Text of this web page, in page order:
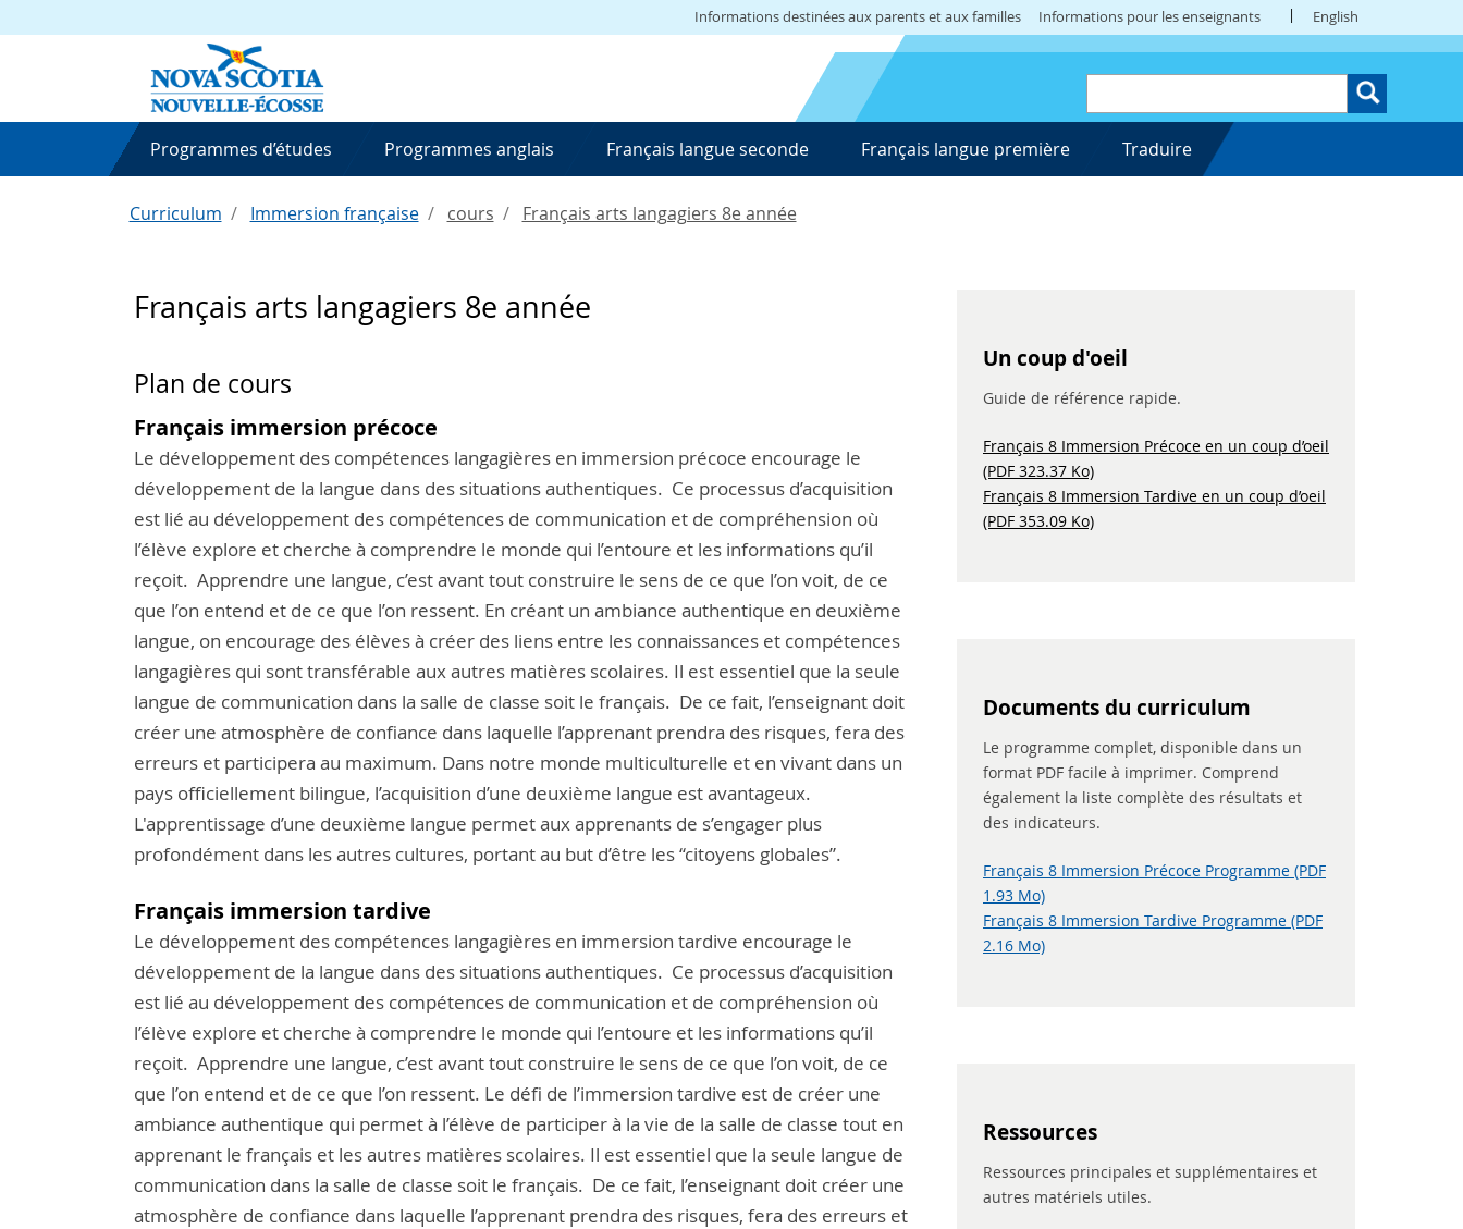
Informations destinées aux parents et aux familles Informations pour les enseignants English
Programmes d’études Programmes anglais Français langue seconde Français langue première Traduire
Curriculum Immersion française cours Français arts langagiers 8e année
Français arts langagiers 8e année
Plan de cours
Français immersion précoce
Le développement des compétences langagières en immersion précoce encourage le
développement de la langue dans des situations authentiques. Ce processus d’acquisition
est lié au développement des compétences de communication et de compréhension où
l’élève explore et cherche à comprendre le monde qui l’entoure et les informations qu’il
reçoit. Apprendre une langue, c’est avant tout construire le sens de ce que l’on voit, de ce
que l’on entend et de ce que l’on ressent. En créant un ambiance authentique en deuxième
langue, on encourage des élèves à créer des liens entre les connaissances et compétences
langagières qui sont transférable aux autres matières scolaires. Il est essentiel que la seule
langue de communication dans la salle de classe soit le français. De ce fait, l’enseignant doit
créer une atmosphère de confiance dans laquelle l’apprenant prendra des risques, fera des
erreurs et participera au maximum. Dans notre monde multiculturelle et en vivant dans un
pays officiellement bilingue, l’acquisition d’une deuxième langue est avantageux.
L'apprentissage d’une deuxième langue permet aux apprenants de s’engager plus
profondément dans les autres cultures, portant au but d’être les “citoyens globales”.
Français immersion tardive
Le développement des compétences langagières en immersion tardive encourage le
développement de la langue dans des situations authentiques. Ce processus d’acquisition
est lié au développement des compétences de communication et de compréhension où
l’élève explore et cherche à comprendre le monde qui l’entoure et les informations qu’il
reçoit. Apprendre une langue, c’est avant tout construire le sens de ce que l’on voit, de ce
que l’on entend et de ce que l’on ressent. Le défi de l’immersion tardive est de créer une
ambiance authentique qui permet à l’élève de participer à la vie de la salle de classe tout en
apprenant le français et les autres matières scolaires. Il est essentiel que la seule langue de
communication dans la salle de classe soit le français. De ce fait, l’enseignant doit créer une
atmosphère de confiance dans laquelle l’apprenant prendra des risques, fera des erreurs et
Un coup d'oeil
Guide de référence rapide.
Français 8 Immersion Précoce en un coup d’oeil
(PDF 323.37 Ko)
Français 8 Immersion Tardive en un coup d’oeil
(PDF 353.09 Ko)
Documents du curriculum
Le programme complet, disponible dans un
format PDF facile à imprimer. Comprend
également la liste complète des résultats et
des indicateurs.
Français 8 Immersion Précoce Programme (PDF
1.93 Mo)
Français 8 Immersion Tardive Programme (PDF
2.16 Mo)
Ressources
Ressources principales et supplémentaires et
autres matériels utiles.